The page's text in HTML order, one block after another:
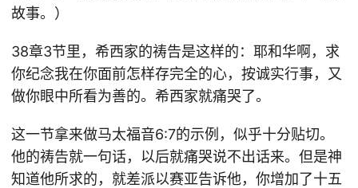
故事。）
38章3节里，希西家的祷告是这样的：耶和华啊，求
你纪念我在你面前怎样存完全的心，按诚实行事，又
做你眼中所看为善的。希西家就痛哭了。
这一节拿来做马太福音6:7的示例，似乎十分贴切。
他的祷告就一句话，以后就痛哭说不出话来。但是神
知道他所求的，就差派以赛亚告诉他，你增加了十五